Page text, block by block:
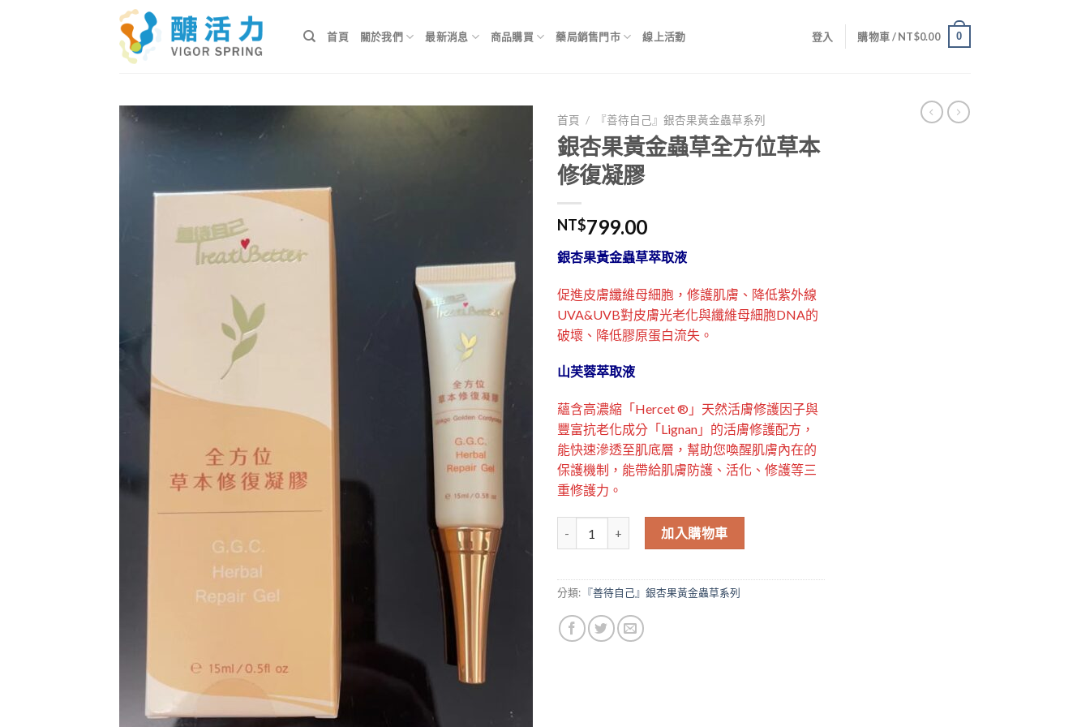
首頁 關於我們 最新消息 商品購買 藥局銷售門市 線上活動 登入 購物車 /NT$0.00 0
首頁 / 『善待自己』銀杏果黃金蟲草系列
銀杏果黃金蟲草全方位草本
修復凝膠
NT$799.00
銀杏果黃金蟲草萃取液
促進皮膚纖維母細胞，修護肌膚、降低紫外線
UVA&UVB對皮膚光老化與纖維母細胞DNA的
破壞、降低膠原蛋白流失。
山芙蓉萃取液
蘊含高濃縮「Hercet ®」天然活膚修護因子與
豐富抗老化成分「Lignan」的活膚修護配方，
能快速滲透至肌底層，幫助您喚醒肌膚內在的
保護機制，能帶給肌膚防護、活化、修護等三
重修護力。
銀杏果黃金蟲草全方位草本修復凝膠 數量
加入購物車
分類: 『善待自己』銀杏果黃金蟲草系列